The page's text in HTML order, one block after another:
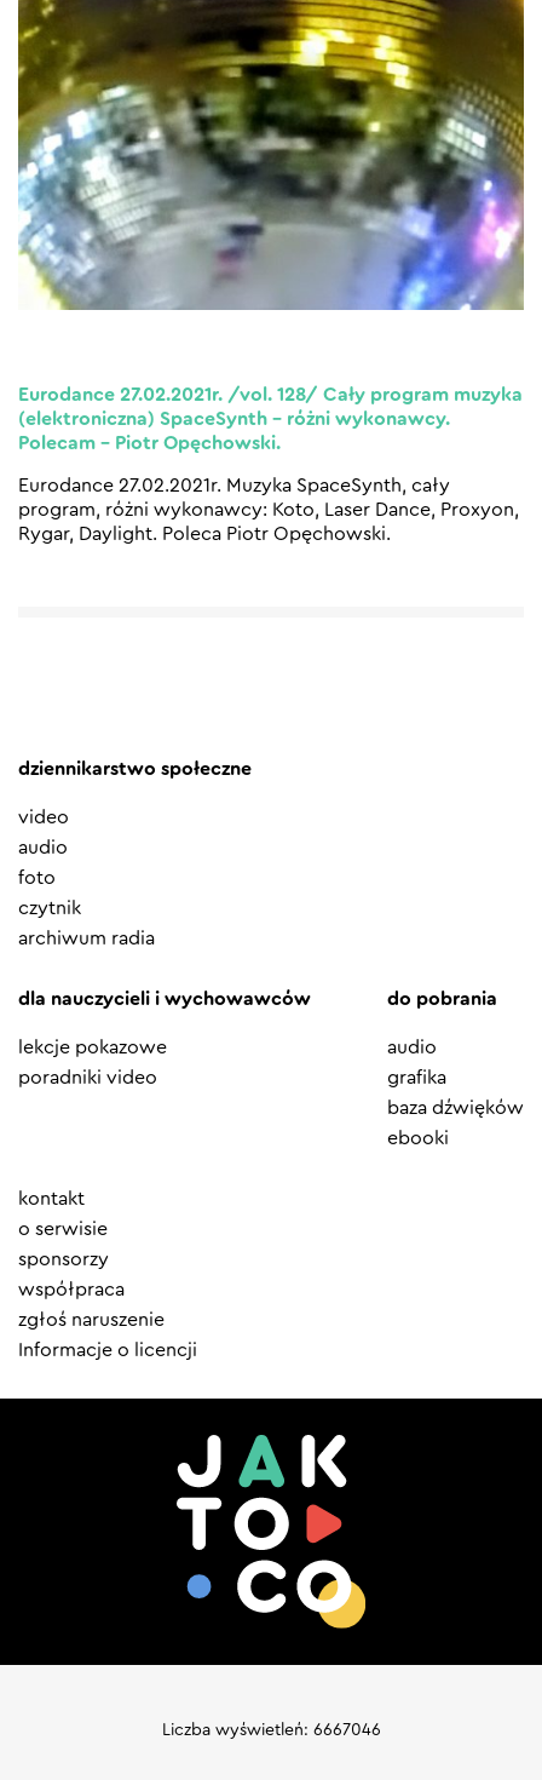
Eurodance 27.02.2021r. /vol. 128/ Cały program muzyka
(elektroniczna) SpaceSynth – różni wykonawcy.
Polecam – Piotr Opęchowski.
Eurodance 27.02.2021r. Muzyka SpaceSynth, cały
program, różni wykonawcy: Koto, Laser Dance, Proxyon,
Rygar, Daylight. Poleca Piotr Opęchowski.
dziennikarstwo społeczne
video
audio
foto
czytnik
archiwum radia
dla nauczycieli i wychowawców
lekcje pokazowe
poradniki video
do pobrania
audio
grafika
baza dźwięków
ebooki
Element
menu
kontakt
o serwisie
sponsorzy
współpraca
zgłoś naruszenie
Informacje o licencji
Liczba wyświetleń: 6667046